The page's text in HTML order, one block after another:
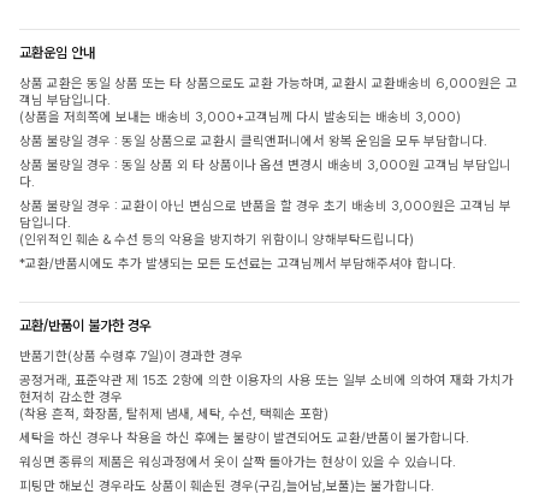
교환운임 안내
상품 교환은 동일 상품 또는 타 상품으로도 교환 가능하며, 교환시 교환배송비 6,000원은 고
객님 부담입니다.
(상품을 저희쪽에 보내는 배송비 3,000+고객님께 다시 발송되는 배송비 3,000)
상품 불량일 경우 : 동일 상품으로 교환시 클릭앤퍼니에서 왕복 운임을 모두 부담합니다.
상품 불량일 경우 : 동일 상품 외 타 상품이나 옵션 변경시 배송비 3,000원 고객님 부담입니
다.
상품 불량일 경우 : 교환이 아닌 변심으로 반품을 할 경우 초기 배송비 3,000원은 고객님 부
담입니다.
(인위적인 훼손 & 수선 등의 악용을 방지하기 위함이니 양해부탁드립니다)
*교환/반품시에도 추가 발생되는 모든 도선료는 고객님께서 부담해주셔야 합니다.
교환/반품이 불가한 경우
반품기한(상품 수령후 7일)이 경과한 경우
공정거래, 표준약관 제 15조 2항에 의한 이용자의 사용 또는 일부 소비에 의하여 재화 가치가
현저히 감소한 경우
(착용 흔적, 화장품, 탈취제 냄새, 세탁, 수선, 택훼손 포함)
세탁을 하신 경우나 착용을 하신 후에는 불량이 발견되어도 교환/반품이 불가합니다.
워싱면 종류의 제품은 워싱과정에서 옷이 살짝 돌아가는 현상이 있을 수 있습니다.
피팅만 해보신 경우라도 상품이 훼손된 경우(구김,늘어남,보풀)는 불가합니다.